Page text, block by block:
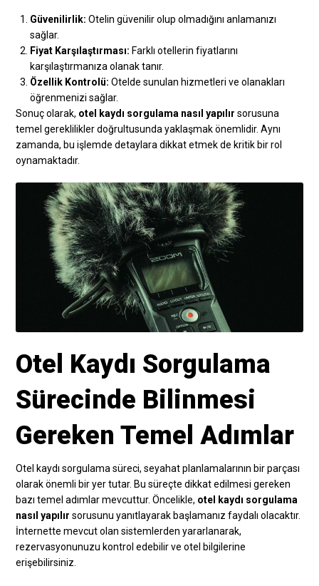
Güvenilirlik: Otelin güvenilir olup olmadığını anlamanızı
sağlar.
Fiyat Karşılaştırması: Farklı otellerin fiyatlarını
karşılaştırmanıza olanak tanır.
Özellik Kontrolü: Otelde sunulan hizmetleri ve olanakları
öğrenmenizi sağlar.
Sonuç olarak, otel kaydı sorgulama nasıl yapılır sorusuna
temel gereklilikler doğrultusunda yaklaşmak önemlidir. Aynı
zamanda, bu işlemde detaylara dikkat etmek de kritik bir rol
oynamaktadır.
Otel Kaydı Sorgulama
Sürecinde Bilinmesi
Gereken Temel Adımlar
Otel kaydı sorgulama süreci, seyahat planlamalarının bir parçası
olarak önemli bir yer tutar. Bu süreçte dikkat edilmesi gereken
bazı temel adımlar mevcuttur. Öncelikle, otel kaydı sorgulama
nasıl yapılır sorusunu yanıtlayarak başlamanız faydalı olacaktır.
İnternette mevcut olan sistemlerden yararlanarak,
rezervasyonunuzu kontrol edebilir ve otel bilgilerine
erişebilirsiniz.